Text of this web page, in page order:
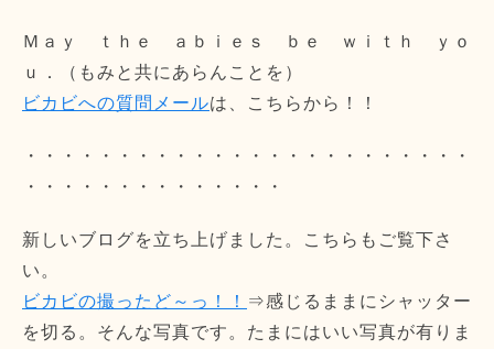
Ｍａｙ ｔｈｅ ａｂｉｅｓ ｂｅ ｗｉｔｈ ｙｏ
ｕ．（もみと共にあらんことを）
ビカビへの質問メールは、こちらから！！
・・・・・・・・・・・・・・・・・・・・・・・・
・・・・・・・・・・・・・・
新しいブログを立ち上げました。こちらもご覧下さ
い。
ビカビの撮ったど～っ！！ ⇒感じるままにシャッター
を切る。そんな写真です。たまにはいい写真が有りま